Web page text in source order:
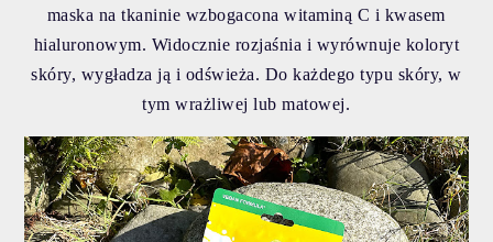
maska na tkaninie wzbogacona witaminą C i kwasem
hialuronowym. Widocznie rozjaśnia i wyrównuje koloryt
skóry, wygładza ją i odświeża. Do każdego typu skóry, w
tym wrażliwej lub matowej.